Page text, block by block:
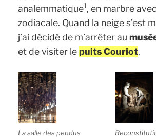
analemmatique1, en marbre
zodiacale. Quand la neige s’est
j’ai décidé de m’arrêter au
et de visiter lepuits Couriot.
La salle des pendus